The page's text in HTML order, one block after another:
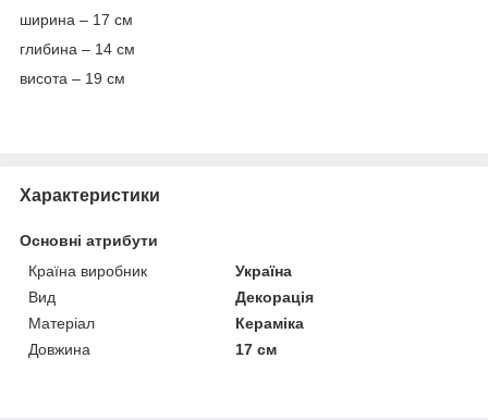
ширина – 17 см
глибина – 14 см
висота – 19 см
Характеристики
Основні атрибути
Країна виробник
Україна
Вид
Декорація
Матеріал
Кераміка
Довжина
17 см